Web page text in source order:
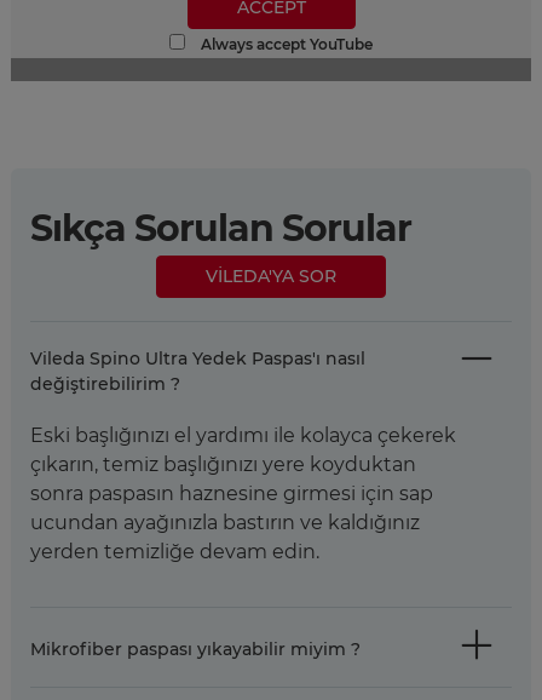
ACCEPT
Always accept YouTube
Sıkça Sorulan Sorular
VILEDA'YA SOR
Vileda Spino Ultra Yedek Paspas'ı nasıl
değiştirebilirim ?
Eski başlığınızı el yardımı ile kolayca çekerek
çıkarın, temiz başlığınızı yere koyduktan
sonra paspasın haznesine girmesi için sap
ucundan ayağınızla bastırın ve kaldığınız
yerden temizliğe devam edin.
Mikrofiber paspası yıkayabilir miyim ?